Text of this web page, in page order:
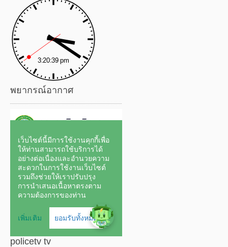
พยากรณ์อากาศ
policetv tv